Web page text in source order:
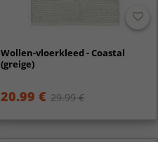
Wollen-vloerkleed - Coastal
(greige)
20.99 € 29.99 €